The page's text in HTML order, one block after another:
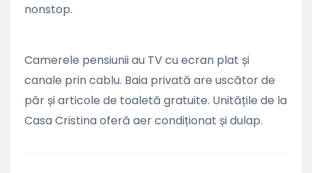
nonstop.
Camerele pensiunii au TV cu ecran plat și
canale prin cablu. Baia privată are uscător de
păr și articole de toaletă gratuite. Unitățile de la
Casa Cristina oferă aer condiționat și dulap.